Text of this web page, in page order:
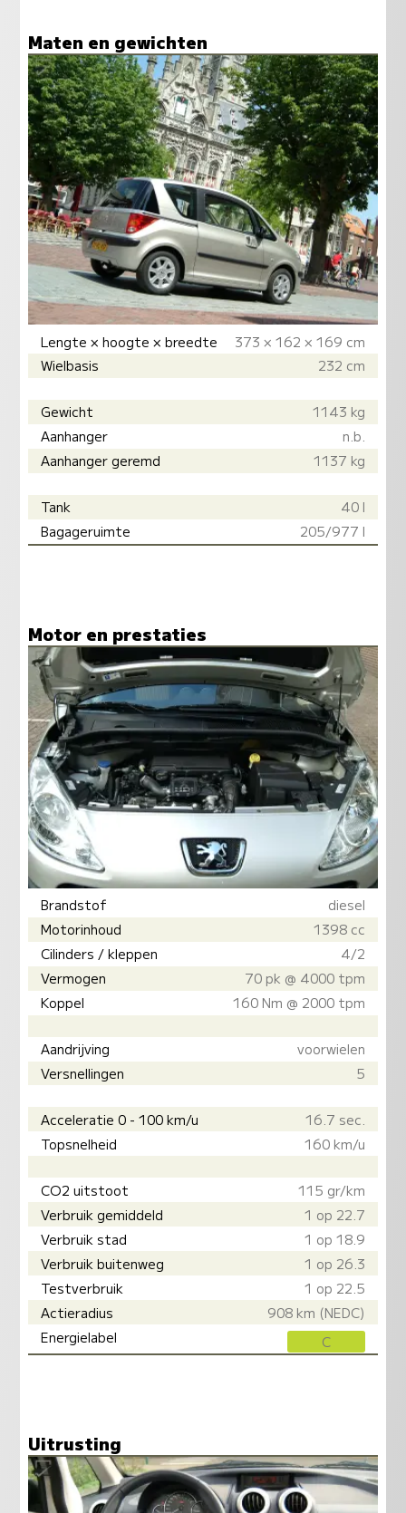
Maten en gewichten
Lengte × hoogte × breedte
373 × 162 × 169 cm
Wielbasis
232 cm
Gewicht
1143 kg
Aanhanger
n.b.
Aanhanger geremd
1137 kg
Tank
40 l
Bagageruimte
205/977 l
Motor en prestaties
Brandstof
diesel
Motorinhoud
1398 cc
Cilinders / kleppen
4/2
Vermogen
70 pk @ 4000 tpm
Koppel
160 Nm @ 2000 tpm
Aandrijving
voorwielen
Versnellingen
5
Acceleratie 0 - 100 km/u
16.7 sec.
Topsnelheid
160 km/u
CO2 uitstoot
115 gr/km
Verbruik gemiddeld
1 op 22.7
Verbruik stad
1 op 18.9
Verbruik buitenweg
1 op 26.3
Testverbruik
1 op 22.5
Actieradius
908 km (NEDC)
Energielabel
C
Uitrusting